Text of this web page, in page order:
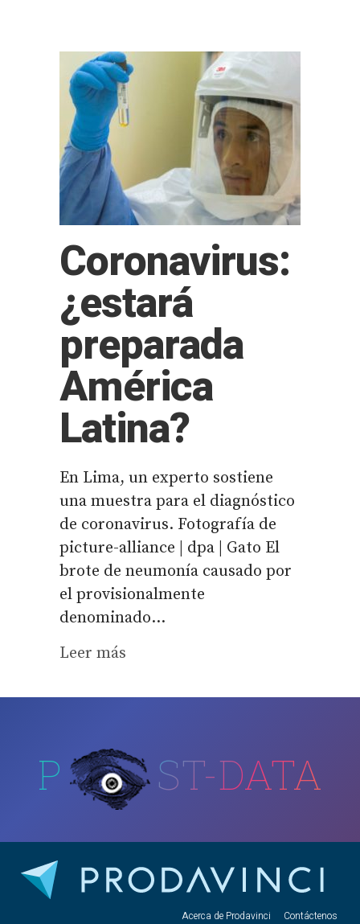
Coronavirus:
¿estará
preparada
América
Latina?
En Lima, un experto sostiene
una muestra para el diagnóstico
de coronavirus. Fotografía de
picture-alliance | dpa | Gato El
brote de neumonía causado por
el provisionalmente
denominado...
Leer más
P ST-DATA
Acerca de Prodavinci Contáctenos